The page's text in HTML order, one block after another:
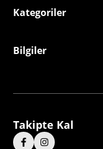
Kategoriler
Bilgiler
Takipte Kal